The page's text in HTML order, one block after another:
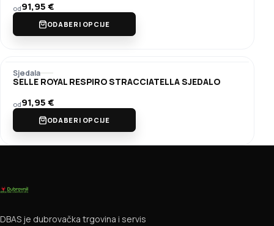
od91,95€
ODABERI OPCIJE
Sjedala
SELLE ROYAL RESPIRO STRACCIATELLA SJEDALO
od91,95€
ODABERI OPCIJE
DBAS je dubrovačka trgovina i servis